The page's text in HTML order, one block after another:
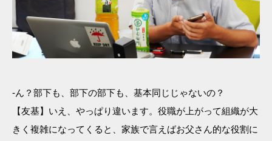
-ん？部下も、部下の部下も、基本同じじゃないの？
【友基】いえ、やっぱり違います。役職が上がって組織が大
きく複雑になってくると、家族で言えばお父さん的な役割に